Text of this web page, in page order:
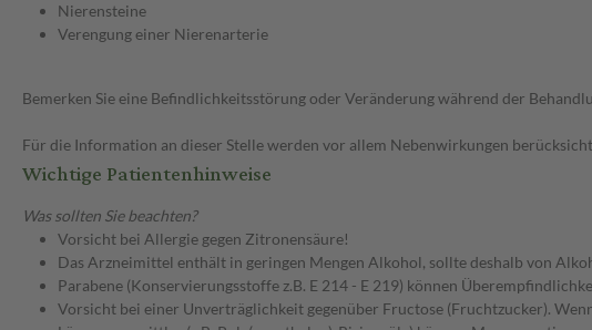
Nierensteine
Verengung einer Nierenarterie
Bemerken Sie eine Befindlichkeitsstörung oder Veränderung während der
Für die Information an dieser Stelle werden vor allem Nebenwirkungen
Wichtige Patientenhinweise
Was sollten Sie beachten?
Vorsicht bei Allergie gegen Zitronensäure!
Das Arzneimittel enthält in geringen Mengen Alkohol, sollte deshalb von
Parabene (Konservierungsstoffe z.B. E 214 - E 219) können
Vorsicht bei einer Unverträglichkeit gegenüber Fructose (Fruchtzucker).